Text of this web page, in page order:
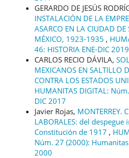
GERARDO DE JESÚS
INSTALACIÓN DE LA
ASARCO EN LA CIUDAD DE
MÉXICO, 1923-1935 ,
46: HISTORIA ENE-DIC 2019
CARLOS RECIO DÁVILA,
MEXICANOS EN SALTILLO
CONTRA LOS ESTADOS
HUMANITAS DIGITAL:
DIC 2017
Javier Rojas, MONTERREY.
LABORALES: del
Constitución de 1917 ,
Núm. 27 (2000):
2000